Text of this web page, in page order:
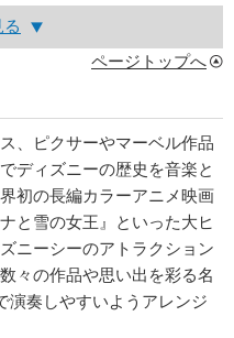
る
ページトップへ
、ピクサーやマーベル作品
ディズニーの歴史を音楽と
初の長編カラーアニメ映画
と雪の女王』といった大ヒ
ニーシーのアトラクション
々の作品や思い出を彩る名
演奏しやすいようアレンジ